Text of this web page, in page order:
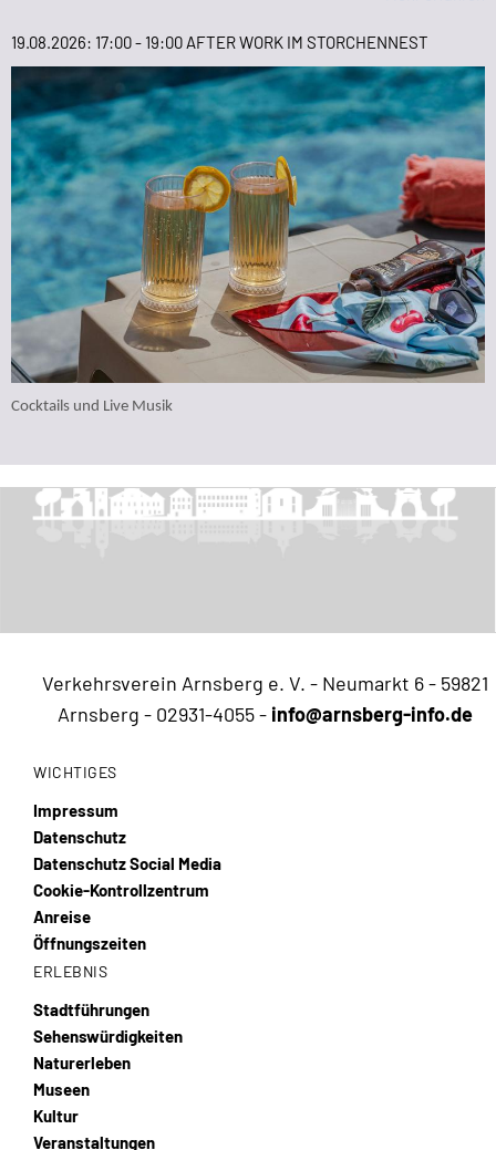
19.08.2026: 17:00 - 19:00 AFTER WORK IM STORCHENNEST
Cocktails und Live Musik
Verkehrsverein Arnsberg e. V. - Neumarkt 6 - 59821
Arnsberg - 02931-4055- info@arnsberg-info.de
WICHTIGES
Impressum
Datenschutz
Datenschutz Social Media
Cookie-Kontrollzentrum
Anreise
Öffnungszeiten
ERLEBNIS
Stadtführungen
Sehenswürdigkeiten
Naturerleben
Museen
Kultur
Veranstaltungen